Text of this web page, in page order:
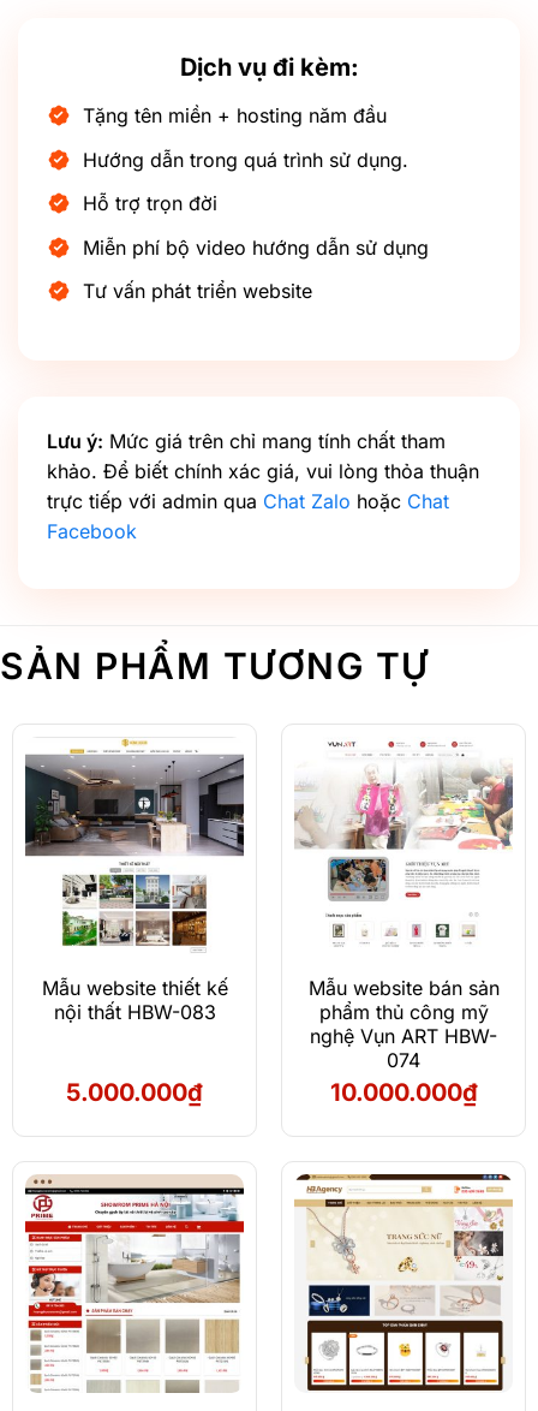
Dịch vụ đi kèm:
Tặng tên miền + hosting năm đầu
Hướng dẫn trong quá trình sử dụng.
Hỗ trợ trọn đời
Miễn phí bộ video hướng dẫn sử dụng
Tư vấn phát triển website
Lưu ý: Mức giá trên chỉ mang tính chất tham
khảo. Để biết chính xác giá, vui lòng thỏa thuận
trực tiếp với admin qua Chat Zalo hoặc Chat
Facebook
SẢN PHẨM TƯƠNG TỰ
Mẫu website thiết kế
nội thất HBW-083
5.000.000₫
Mẫu website bán sản
phẩm thủ công mỹ
nghệ Vụn ART HBW-
074
10.000.000₫